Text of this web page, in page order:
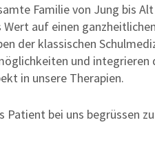
Familie von Jung bis
auf einen
der klassischen
und integrieren
in unsere Therapien.
Patient bei uns begrüssen